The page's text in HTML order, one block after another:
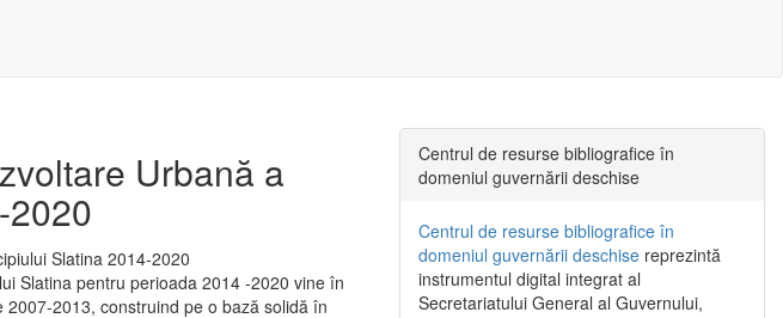
Urbană a
Slatina pentru perioada 2014 -2020 vine în
2013, construind pe o bază solidă în
Centrul de resurse bibliografice în
domeniul guvernării deschise
Centrul de resurse bibliografice în
domeniul guvernării deschise reprezintă
instrumentul digital integrat al
Secretariatului General al Guvernului,